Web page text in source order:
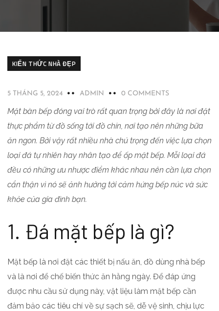
KIẾN THỨC NHÀ ĐẸP
5 THÁNG 5, 2024 ADMIN 0 COMMENTS
Mặt bàn bếp đóng vai trò rất quan trọng bởi đây là nơi đặt
thực phẩm từ đồ sống tới đồ chín, nơi tạo nên những bữa
ăn ngon. Bởi vậy rất nhiều nhà chú trọng đến việc lựa chọn
loại đá tự nhiên hay nhân tạo để ốp mặt bếp. Mỗi loại đá
đều có những ưu nhược điểm khác nhau nên cần lựa chọn
cẩn thận vì nó sẽ ảnh hưởng tới cảm hứng bếp núc và sức
khỏe của gia đình bạn.
1. Đá mặt bếp là gì?
Mặt bếp là nơi đặt các thiết bị nấu ăn, đồ dùng nhà bếp
và là nơi để chế biến thức ăn hằng ngày. Để đáp ứng
được nhu cầu sử dụng này, vật liệu làm mặt bếp cần
đảm bảo các tiêu chí về sự sạch sẽ, dễ vệ sinh, chịu lực